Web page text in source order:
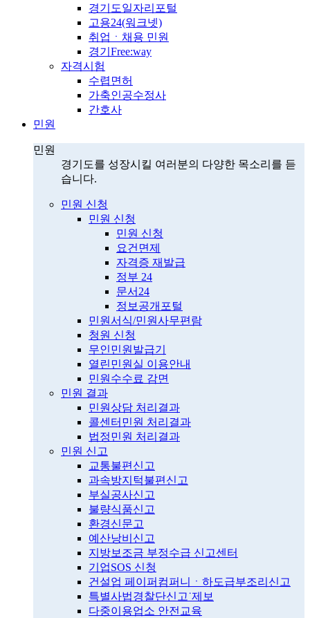
경기도일자리포털
고용24(워크넷)
취업ㆍ채용 민원
경기Free:way
자격시험
수렵면허
가축인공수정사
간호사
민원
민원
경기도를 성장시킬 여러분의 다양한 목소리를 듣
습니다.
민원 신청
민원 신청
민원 신청
요건면제
자격증 재발급
정부 24
문서24
정보공개포털
민원서식/민원사무편람
청원 신청
무인민원발급기
열린민원실 이용안내
민원수수료 감면
민원 결과
민원상담 처리결과
콜센터민원 처리결과
법정민원 처리결과
민원 신고
교통불편신고
과속방지턱불편신고
부실공사신고
불량식품신고
환경신문고
예산낭비신고
지방보조금 부정수급 신고센터
기업SOS 신청
건설업 페이퍼컴퍼니ㆍ하도급부조리신고
특별사법경찰단신고˙제보
다중이용업소 안전교육